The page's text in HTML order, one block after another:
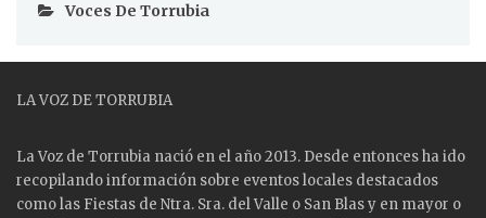
Voces De Torrubia
LA VOZ DE TORRUBIA
La Voz de Torrubia nació en el año 2013. Desde entonces ha ido
recopilando información sobre eventos locales destacados
como las Fiestas de Ntra. Sra. del Valle o San Blas y en mayor o